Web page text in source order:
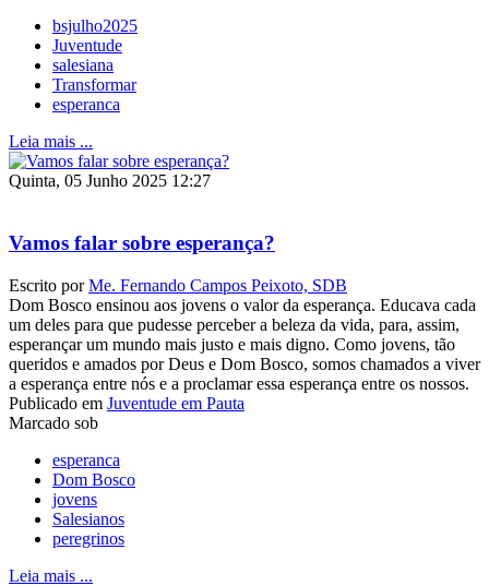
bsjulho2025
Juventude
salesiana
Transformar
esperanca
Leia mais ...
Quinta, 05 Junho 2025 12:27
Vamos falar sobre esperança?
Escrito porMe. Fernando Campos Peixoto, SDB
Dom Bosco ensinou aos jovens o valor da esperança. Educava cada
um deles para que pudesse perceber a beleza da vida, para, assim,
esperançar um mundo mais justo e mais digno. Como jovens, tão
queridos e amados por Deus e Dom Bosco, somos chamados a viver
a esperança entre nós e a proclamar essa esperança entre os nossos.
Publicado em Juventude em Pauta
Marcado sob
esperanca
Dom Bosco
jovens
Salesianos
peregrinos
Leia mais ...